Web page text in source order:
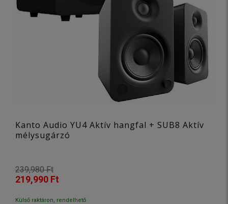
Kanto Audio YU4 Aktív hangfal + SUB8 Aktív
mélysugárzó
239,980 Ft
219,990 Ft
Külső raktáron, rendelhető